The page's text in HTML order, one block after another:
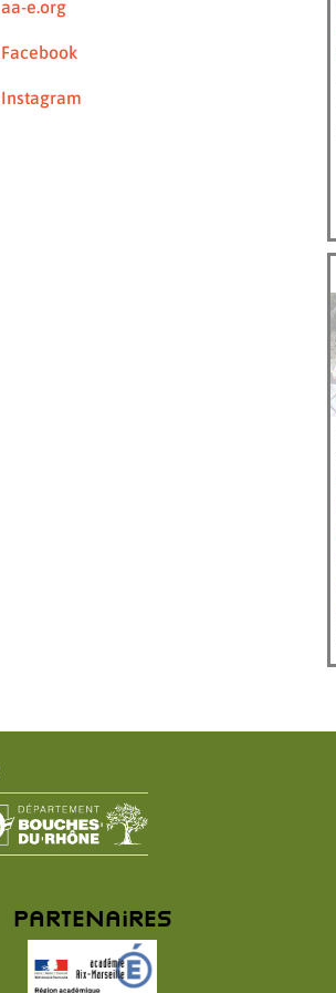
aa‑e.org
Facebook
Instagram
Partenaires